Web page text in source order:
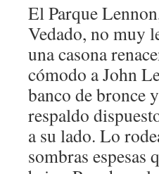
El Parque
Vedado, no muy
una casona
cómodo a John
banco de bronce
respaldo
a su lado. Lo
sombras espesas